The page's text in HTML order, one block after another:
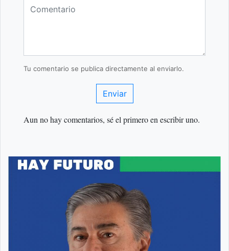
Tu comentario se publica directamente al enviarlo.
Enviar
Aun no hay comentarios, sé el primero en escribir uno.